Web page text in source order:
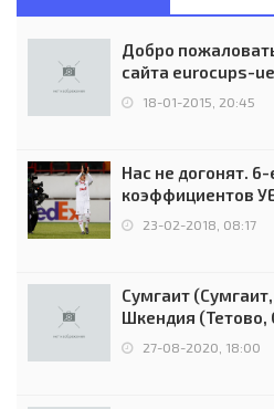
Добро
сайта eurocups-
18-01-2015, 20:45
Нас не догонят.
коэффициентов
Россией
23-02-2018, 08:17
Сумгаит
Шкендия (Тетово,
0:2 (0:0)
27-08-2020, 18:00